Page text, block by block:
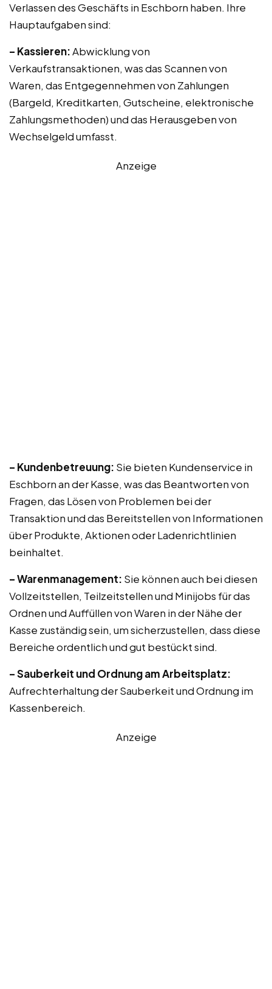
Verlassen des Geschäfts in Eschborn haben. Ihre
Hauptaufgaben sind:
– Kassieren:Abwicklung von
Verkaufstransaktionen, was das Scannen von
Waren, das Entgegennehmen von Zahlungen
(Bargeld, Kreditkarten, Gutscheine, elektronische
Zahlungsmethoden) und das Herausgeben von
Wechselgeld umfasst.
Anzeige
– Kundenbetreuung: Sie bieten Kundenservice in
Eschborn an der Kasse, was das Beantworten von
Fragen, das Lösen von Problemen bei der
Transaktion und das Bereitstellen von Informationen
über Produkte, Aktionen oder Ladenrichtlinien
beinhaltet.
– Warenmanagement: Sie können auch bei diesen
Vollzeitstellen, Teilzeitstellen und Minijobs für das
Ordnen und Auffüllen von Waren in der Nähe der
Kasse zuständig sein, um sicherzustellen, dass diese
Bereiche ordentlich und gut bestückt sind.
– Sauberkeit und Ordnung am Arbeitsplatz:
Aufrechterhaltung der Sauberkeit und Ordnung im
Kassenbereich.
Anzeige